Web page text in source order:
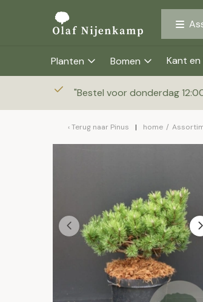
Planten Bomen Kant
"Bestel voor donderdag
Terug naar Pinus home /